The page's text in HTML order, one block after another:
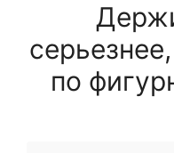
по